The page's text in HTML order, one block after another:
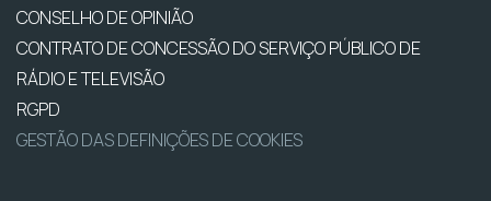
CONSELHO DE OPINIÃO
CONTRATO DE CONCESSÃO DO SERVIÇO PÚBLICO DE
RÁDIO E TELEVISÃO
RGPD
GESTÃO DAS DEFINIÇÕES DE COOKIES